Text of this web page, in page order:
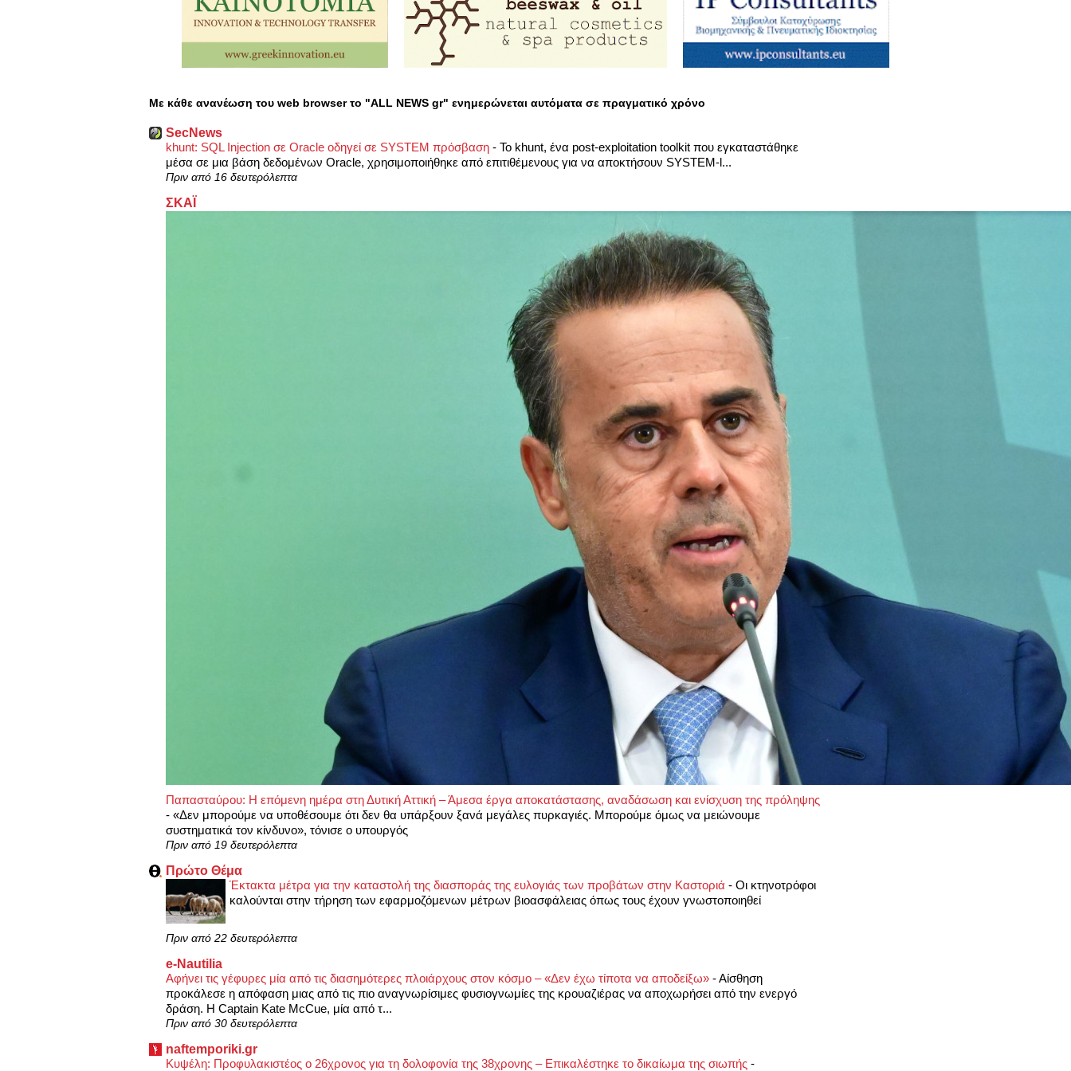
Με κάθε ανανέωση του web browser το "ALL NEWS gr" ενημερώνεται αυτόματα σε πραγματικό χρόνο
SecNews
khunt: SQL Injection σε Oracle οδηγεί σε SYSTEM πρόσβαση - Το khunt, ένα post-exploitation toolkit που εγκαταστάθηκε
μέσα σε μια βάση δεδομένων Oracle, χρησιμοποιήθηκε από επιτιθέμενους για να αποκτήσουν SYSTEM-l...
Πριν από 16 δευτερόλεπτα
ΣΚΑΪ
Παπασταύρου: Η επόμενη ημέρα στη Δυτική Αττική – Άμεσα έργα αποκατάστασης, αναδάσωση και ενίσχυση της πρόληψης
- «Δεν μπορούμε να υποθέσουμε ότι δεν θα υπάρξουν ξανά μεγάλες πυρκαγιές. Μπορούμε όμως να μειώνουμε
συστηματικά τον κίνδυνο», τόνισε ο υπουργός
Πριν από 19 δευτερόλεπτα
Πρώτο Θέμα
Έκτακτα μέτρα για την καταστολή της διασποράς της ευλογιάς των προβάτων στην Καστοριά - Οι κτηνοτρόφοι
καλούνται στην τήρηση των εφαρμοζόμενων μέτρων βιοασφάλειας όπως τους έχουν γνωστοποιηθεί
Πριν από 22 δευτερόλεπτα
e-Nautilia
Αφήνει τις γέφυρες μία από τις διασημότερες πλοιάρχους στον κόσμο – «Δεν έχω τίποτα να αποδείξω» -Αίσθηση
προκάλεσε η απόφαση μιας από τις πιο αναγνωρίσιμες φυσιογνωμίες της κρουαζιέρας να αποχωρήσει από την ενεργό
δράση. Η Captain Kate McCue, μία από τ...
Πριν από 30 δευτερόλεπτα
naftemporiki.gr
Κυψέλη: Προφυλακιστέος ο 26χρονος για τη δολοφονία της 38χρονης – Επικαλέστηκε το δικαίωμα της σιωπής -